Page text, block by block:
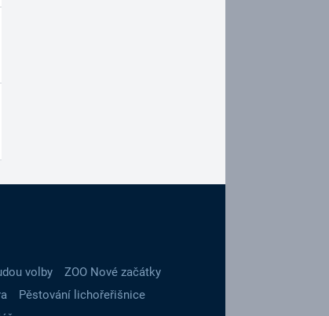
volby
ZOO Nové začátky
Pěstování lichořeřišnice